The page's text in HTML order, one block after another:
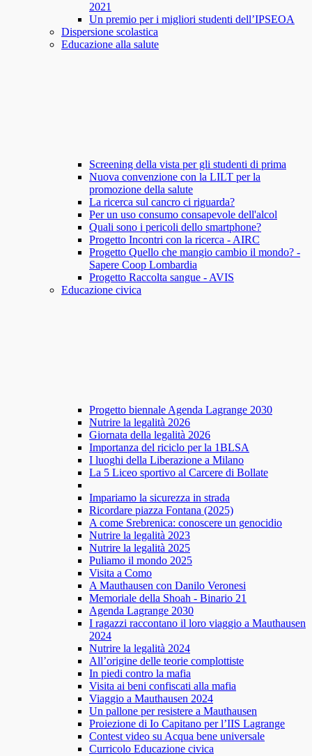
2021
Un premio per i migliori studenti dell’IPSEOA
Dispersione scolastica
Educazione alla salute
Screening della vista per gli studenti di prima
Nuova convenzione con la LILT per la
promozione della salute
La ricerca sul cancro ci riguarda?
Per un uso consumo consapevole dell'alcol
Quali sono i pericoli dello smartphone?
Progetto Incontri con la ricerca - AIRC
Progetto Quello che mangio cambio il mondo? -
Sapere Coop Lombardia
Progetto Raccolta sangue - AVIS
Educazione civica
Progetto biennale Agenda Lagrange 2030
Nutrire la legalità 2026
Giornata della legalità 2026
Importanza del riciclo per la 1BLSA
I luoghi della Liberazione a Milano
La 5 Liceo sportivo al Carcere di Bollate
Impariamo la sicurezza in strada
Ricordare piazza Fontana (2025)
A come Srebrenica: conoscere un genocidio
Nutrire la legalità 2023
Nutrire la legalità 2025
Puliamo il mondo 2025
Visita a Como
A Mauthausen con Danilo Veronesi
Memoriale della Shoah - Binario 21
Agenda Lagrange 2030
I ragazzi raccontano il loro viaggio a Mauthausen
2024
Nutrire la legalità 2024
All’origine delle teorie complottiste
In piedi contro la mafia
Visita ai beni confiscati alla mafia
Viaggio a Mauthausen 2024
Un pallone per resistere a Mauthausen
Proiezione di Io Capitano per l’IIS Lagrange
Contest video su Acqua bene universale
Curricolo Educazione civica